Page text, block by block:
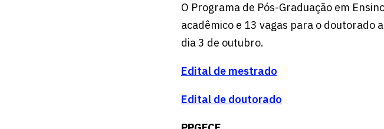
O Programa de Pós-Graduação em
acadêmico e 13 vagas para o doutorado
dia 3 de outubro.
Edital de mestrado
Edital de doutorado